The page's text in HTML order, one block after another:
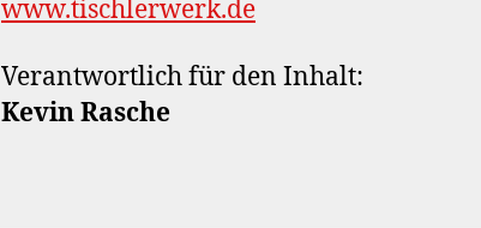
www.tischlerwerk.de
Verantwortlich für den Inhalt:
Kevin Rasche